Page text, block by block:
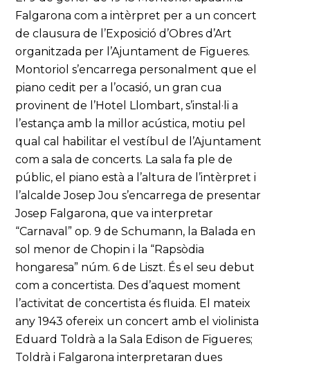
Falgarona com a intèrpret per a un concert
de clausura de l’Exposició d’Obres d’Art
organitzada per l’Ajuntament de Figueres.
Montoriol s’encarrega personalment que el
piano cedit per a l’ocasió, un gran cua
provinent de l’Hotel Llombart, s’instal·li a
l’estança amb la millor acústica, motiu pel
qual cal habilitar el vestíbul de l’Ajuntament
com a sala de concerts. La sala fa ple de
públic, el piano està a l’altura de l’intèrpret i
l’alcalde Josep Jou s’encarrega de presentar
Josep Falgarona, que va interpretar
“Carnaval” op. 9 de Schumann, la Balada en
sol menor de Chopin i la “Rapsòdia
hongaresa” núm. 6 de Liszt. És el seu debut
com a concertista. Des d’aquest moment
l’activitat de concertista és fluida. El mateix
any 1943 ofereix un concert amb el violinista
Eduard Toldrà a la Sala Edison de Figueres;
Toldrà i Falgarona interpretaran dues